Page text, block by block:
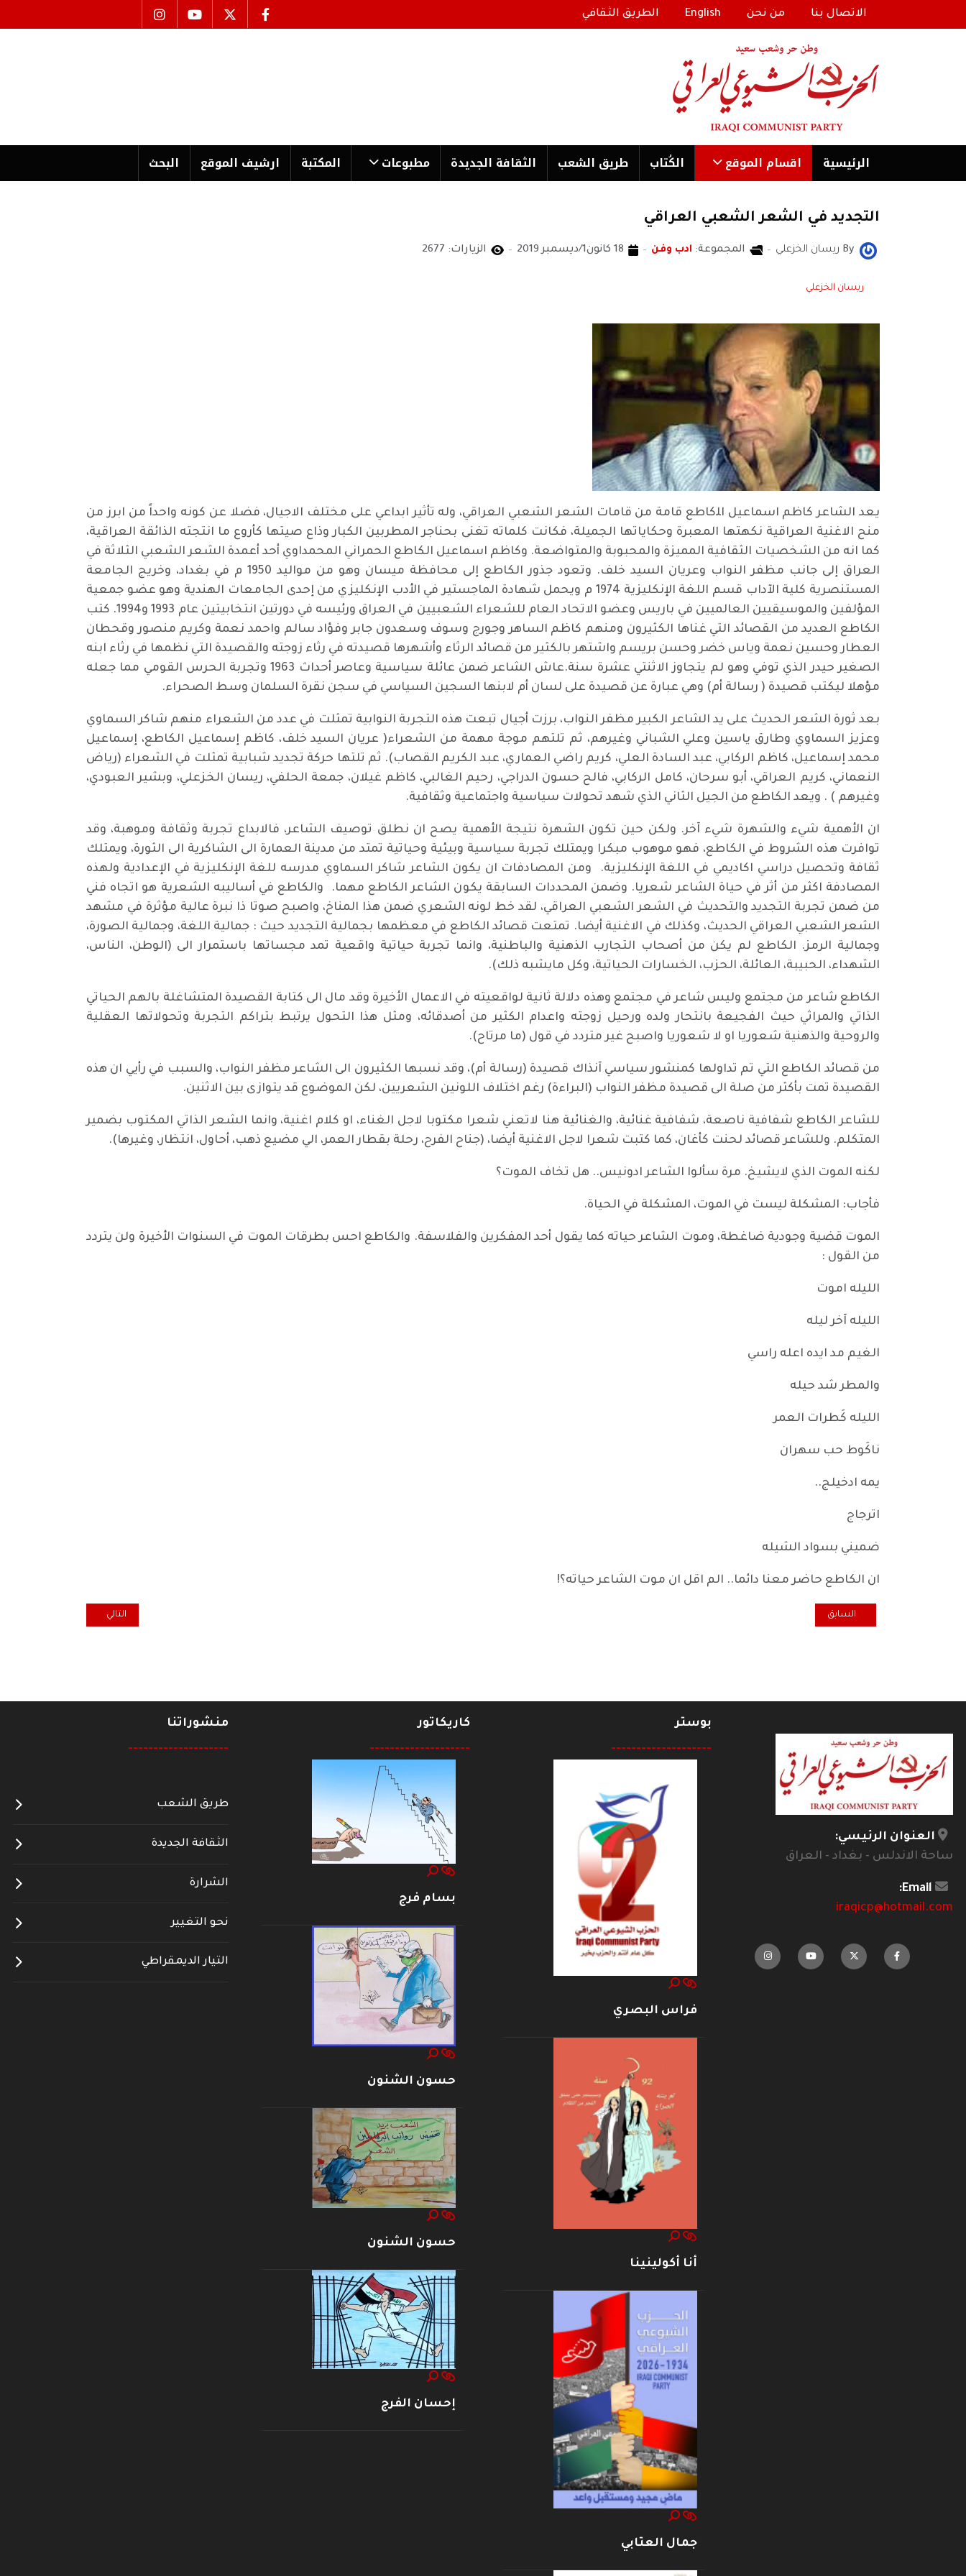
الاتصال بنا من نحن English الطريق الثقافي
الرئیسية اقسام الموقع الكُتاب طریق الشعب الثقافة الجدیدة مطبوعات المكتبة ارشیف الموقع البحث
التجديد في الشعر الشعبي العراقي
By ريسان الخزعلي المجموعة: ادب وفن 18 كانون1/ديسمبر 2019 الزيارات: 2677
ريسان الخزعلي
يعد الشاعر كاظم اسماعيل اﻠكاطع قامة من قامات الشعر الشعبي العراقي، وله تأثير ابداعي على مختلف الاجيال، فضلا عن كونه واحداً من ابرز من
منح الاغنية العراقية نكهتها المعبرة وحكاياتها الجميلة، فكانت كلماته تغنى بحناجر المطربين الكبار وذاع صيتها كأروع ما انتجته الذائقة العراقية،
كما انه من الشخصيات الثقافية المميزة والمحبوبة والمتواضعة. وكاظم اسماعيل الكاطع الحمراني المحمداوي أحد أعمدة الشعر الشعبي الثلاثة في
العراق إلى جانب مظفر النواب وعريان السيد خلف. وتعود جذور الكاطع إلى محافظة ميسان وهو من مواليد 1950 م في بغداد، وخريج الجامعة
المستنصرية كلية الآداب قسم اللغة الإنكليزية 1974 م ويحمل شهادة الماجستير في الأدب الإنكليزي من إحدى الجامعات الهندية وهو عضو جمعية
المؤلفين والموسيقيين العالميين في باريس وعضو الاتحاد العام للشعراء الشعبيين في العراق ورئيسه في دورتين انتخابيتين عام 1993 و1994. كتب
الكاطع العديد من القصائد التي غناها الكثيرون ومنهم كاظم الساهر وجورج وسوف وسعدون جابر وفؤاد سالم واحمد نعمة وكريم منصور وقحطان
العطار وحسين نعمة وياس خضر وحسن بريسم واشتهر بالكثير من قصائد الرثاء وأشهرها قصيدته في رثاء زوجته والقصيدة التي نظمها في رثاء ابنه
الصغير حيدر الذي توفي وهو لم يتجاوز الاثنتي عشرة سنة.عاش الشاعر ضمن عائلة سياسية وعاصر أحداث 1963 وتجربة الحرس القومي مما جعله
مؤهلا ليكتب قصيدة ( رسالة أم) وهي عبارة عن قصيدة على لسان أم لابنها السجين السياسي في سجن نقرة السلمان وسط الصحراء.
بعد ثورة الشعر الحديث على يد الشاعر الكبير مظفر النواب، برزت أجيال تبعت هذه التجربة النوابية تمثلت في عدد من الشعراء منهم شاكر السماوي
وعزيز السماوي وطارق ياسين وعلي الشباني وغيرهم، ثم تلتهم موجة مهمة من الشعراء( عريان السيد خلف، كاظم إسماعيل الكاطع، إسماعيل
محمد إسماعيل، كاظم الركابي، عبد السادة العلي، كريم راضي العماري، عبد الكريم القصاب). ثم تلتها حركة تجديد شبابية تمثلت في الشعراء (رياض
النعماني، كريم العراقي، أبو سرحان، كامل الركابي، فالح حسون الدراجي، رحيم الغالبي، كاظم غيلان، جمعة الحلفي، ريسان الخزعلي، وبشير العبودي،
وغيرهم ) . ويعد الكاطع من الجيل الثاني الذي شهد تحولات سياسية واجتماعية وثقافية.
ان الأهمية شيء والشهرة شيء آخر. ولكن حين تكون الشهرة نتيجة الأهمية يصح ان نطلق توصيف الشاعر، فالابداع تجربة وثقافة وموهبة، وقد
توافرت هذه الشروط في الكاطع، فهو موهوب مبكرا ويمتلك تجربة سياسية وبيئية وحياتية تمتد من مدينة العمارة الى الشاكرية الى الثورة، ويمتلك
ثقافة وتحصيل دراسي اكاديمي في اللغة الإنكليزية. ومن المصادفات ان يكون الشاعر شاكر السماوي مدرسه للغة الإنكليزية في الإعدادية ولهذه
المصادفة اكثر من أثر في حياة الشاعر شعريا. وضمن المحددات السابقة يكون الشاعر الكاطع مهما. والكاطع في أساليبه الشعرية هو اتجاه فني
من ضمن تجربة التجديد والتحديث في الشعر الشعبي العراقي، لقد خط لونه الشعري ضمن هذا المناخ، واصبح صوتا ذا نبرة عالية مؤثرة في مشهد
الشعر الشعبي العراقي الحديث، وكذلك في الاغنية أيضا. تمتعت قصائد الكاطع في معظمها بجمالية التجديد حيث : جمالية اللغة، وجمالية الصورة،
وجمالية الرمز. الكاطع لم يكن من أصحاب التجارب الذهنية والباطنية، وانما تجربة حياتية واقعية تمد مجساتها باستمرار الى (الوطن، الناس،
الشهداء، الحبيبة، العائلة، الحزب، الخسارات الحياتية، وكل مايشبه ذلك).
الكاطع شاعر من مجتمع وليس شاعر في مجتمع وهذه دلالة ثانية لواقعيته في الاعمال الأخيرة وقد مال الى كتابة القصيدة المتشاغلة بالهم الحياتي
الذاتي والمراثي حيث الفجيعة بانتحار ولده ورحيل زوجته واعدام الكثير من أصدقائه، ومثل هذا التحول يرتبط بتراكم التجربة وتحولاتها العقلية
والروحية والذهنية شعوريا او لا شعوريا واصبح غير متردد في قول (ما مرتاح).
من قصائد الكاطع التي تم تداولها كمنشور سياسي آنذاك قصيدة (رسالة أم)، وقد نسبها الكثيرون الى الشاعر مظفر النواب، والسبب في رأيي ان هذه
القصيدة تمت بأكثر من صلة الى قصيدة مظفر النواب (البراءة) رغم اختلاف اللونين الشعريين، لكن الموضوع قد يتوازى بين الاثنين.
للشاعر الكاطع شفافية ناصعة، شفافية غنائية، والغنائية هنا لاتعني شعرا مكتوبا لاجل الغناء، او كلام اغنية، وانما الشعر الذاتي المكتوب بضمير
المتكلم. وللشاعر قصائد لحنت كأغان، كما كتبت شعرا لاجل الاغنية أيضا، (جناح الفرح، رحلة بقطار العمر، الي مضيع ذهب، أحاول، انتظار، وغيرها).
لكنه الموت الذي لايشيخ. مرة سألوا الشاعر ادونيس.. هل تخاف الموت؟
فأجاب: المشكلة ليست في الموت، المشكلة في الحياة.
الموت قضية وجودية ضاغطة، وموت الشاعر حياته كما يقول أحد المفكرين والفلاسفة. والكاطع احس بطرقات الموت في السنوات الأخيرة ولن يتردد
من القول :
الليله اموت
الليله آخر ليله
الغيم مد ايده اعله راسي
والمطر شد حيله
الليله كَطرات العمر
ناكَوط حب سهران
يمه ادخيلج..
اترجاج
ضميني بسواد الشيله
ان الكاطع حاضر معنا دائما.. الم اقل ان موت الشاعر حياته؟!
المقال السابق: فضاء شعبي ... الى المعيبر..
السابق المقال التالي: مقهى الثقافة...
التالي
العنوان الرئيسي:
ساحة الاندلس - بغداد - العراق
Email:
iraqicp@hotmail.com
بوستر
--------------------
فراس البصري
أنا أكولينينا
جمال العتابي
كاريكاتور
--------------------
بسام فرج
حسون الشنون
حسون الشنون
إحسان الفرج
منشوراتنا
--------------------
طريق الشعب
الثقافة الجديدة
الشرارة
نحو التغيير
التيار الديمقراطي